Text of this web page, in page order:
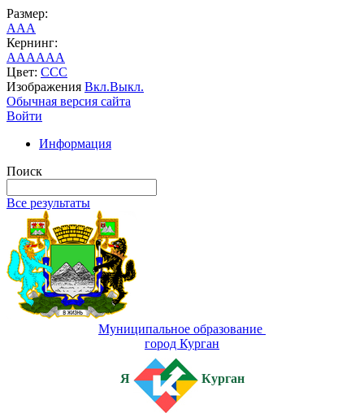
Размер:
AAA
Кернинг:
AAAAAA
Цвет: CCC
Изображения Вкл.Выкл.
Обычная версия сайта
Войти
Информация
Поиск
Все результаты
Муниципальное образование
город Курган
Я Курган